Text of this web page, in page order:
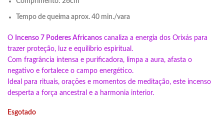
Tempo de queima aprox. 40 min./vara
O Incenso 7 Poderes Africanos canaliza a energia dos Orixás para
trazer proteção, luz e equilíbrio espiritual.
Com fragrância intensa e purificadora, limpa a aura, afasta o
negativo e fortalece o campo energético.
Ideal para rituais, orações e momentos de meditação, este incenso
desperta a força ancestral e a harmonia interior.
Esgotado